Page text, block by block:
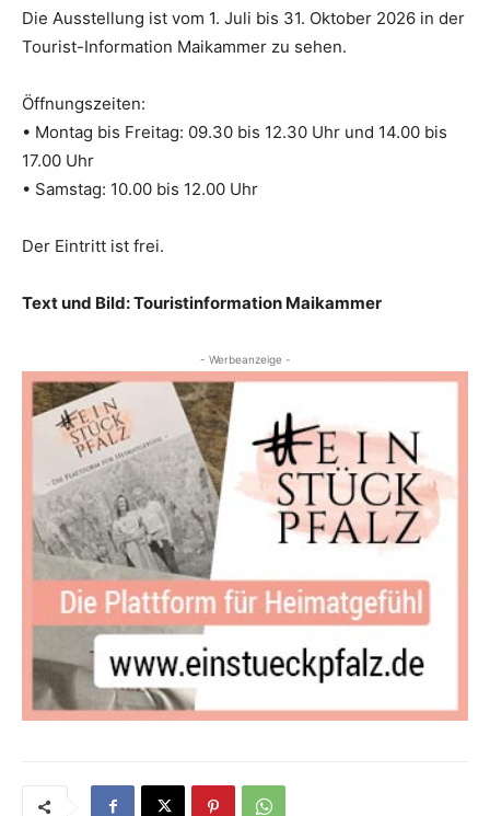
Die Ausstellung ist vom 1. Juli bis 31. Oktober 2026 in der
Tourist-Information Maikammer zu sehen.
Öffnungszeiten:
• Montag bis Freitag: 09.30 bis 12.30 Uhr und 14.00 bis
17.00 Uhr
• Samstag: 10.00 bis 12.00 Uhr
Der Eintritt ist frei.
Text und Bild: Touristinformation Maikammer
- Werbeanzeige -